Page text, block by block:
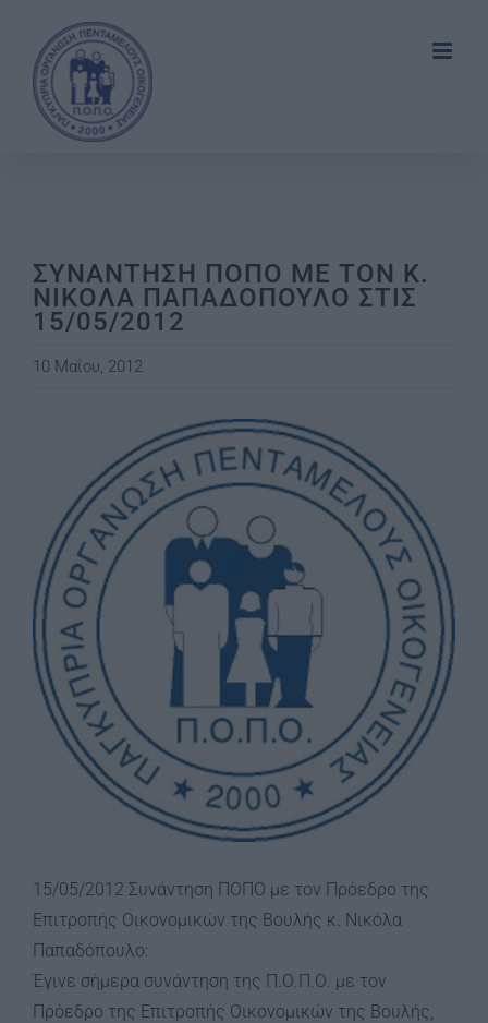
content
ΣΥΝΑΝΤΗΣΗ ΠΟΠΟ ΜΕ ΤΟΝ Κ.
ΝΙΚΟΛΑ ΠΑΠΑΔΟΠΟΥΛΟ ΣΤΙΣ
15/05/2012
10 Μαΐου, 2012
Image
15/05/2012 Συνάντηση ΠΟΠΟ με τον Πρόεδρο της
Επιτροπής Οικονομικών της Βουλής κ. Νικόλα
Παπαδόπουλο:
Έγινε σήμερα συνάντηση της Π.Ο.Π.Ο. με τον
Πρόεδρο της Επιτροπής Οικονομικών της Βουλής,